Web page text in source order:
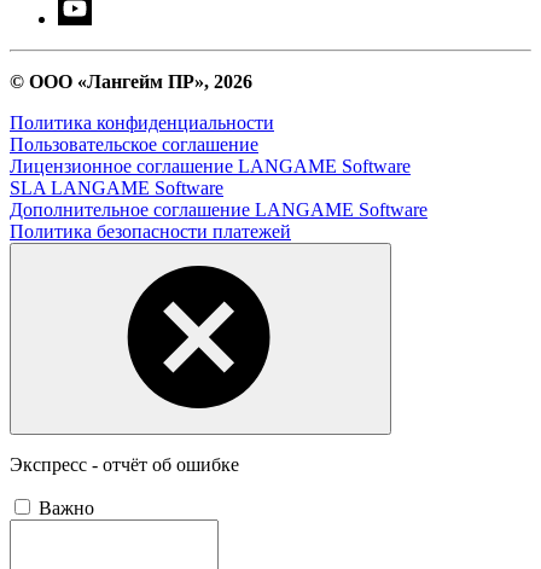
© ООО «Лангейм ПР», 2026
Политика конфиденциальности
Пользовательское соглашение
Лицензионное соглашение LANGAME Software
SLA LANGAME Software
Дополнительное соглашение LANGAME Software
Политика безопасности платежей
Экспресс - отчёт об ошибке
Важно